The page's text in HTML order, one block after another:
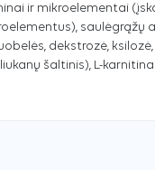
ir mikroelementai
saulėgrąžų
dekstrozė,
šaltinis), L-